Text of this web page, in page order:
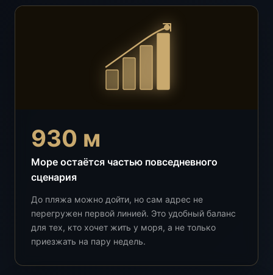
930 м
Море остаётся частью повседневного
сценария
До пляжа можно дойти, но сам адрес не
перегружен первой линией. Это удобный баланс
для тех, кто хочет жить у моря, а не только
приезжать на пару недель.